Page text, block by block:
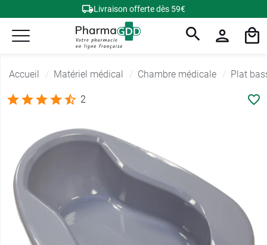
Livraison offerte dès 59€
Accueil Matériel médical Chambre médicale Plat
2